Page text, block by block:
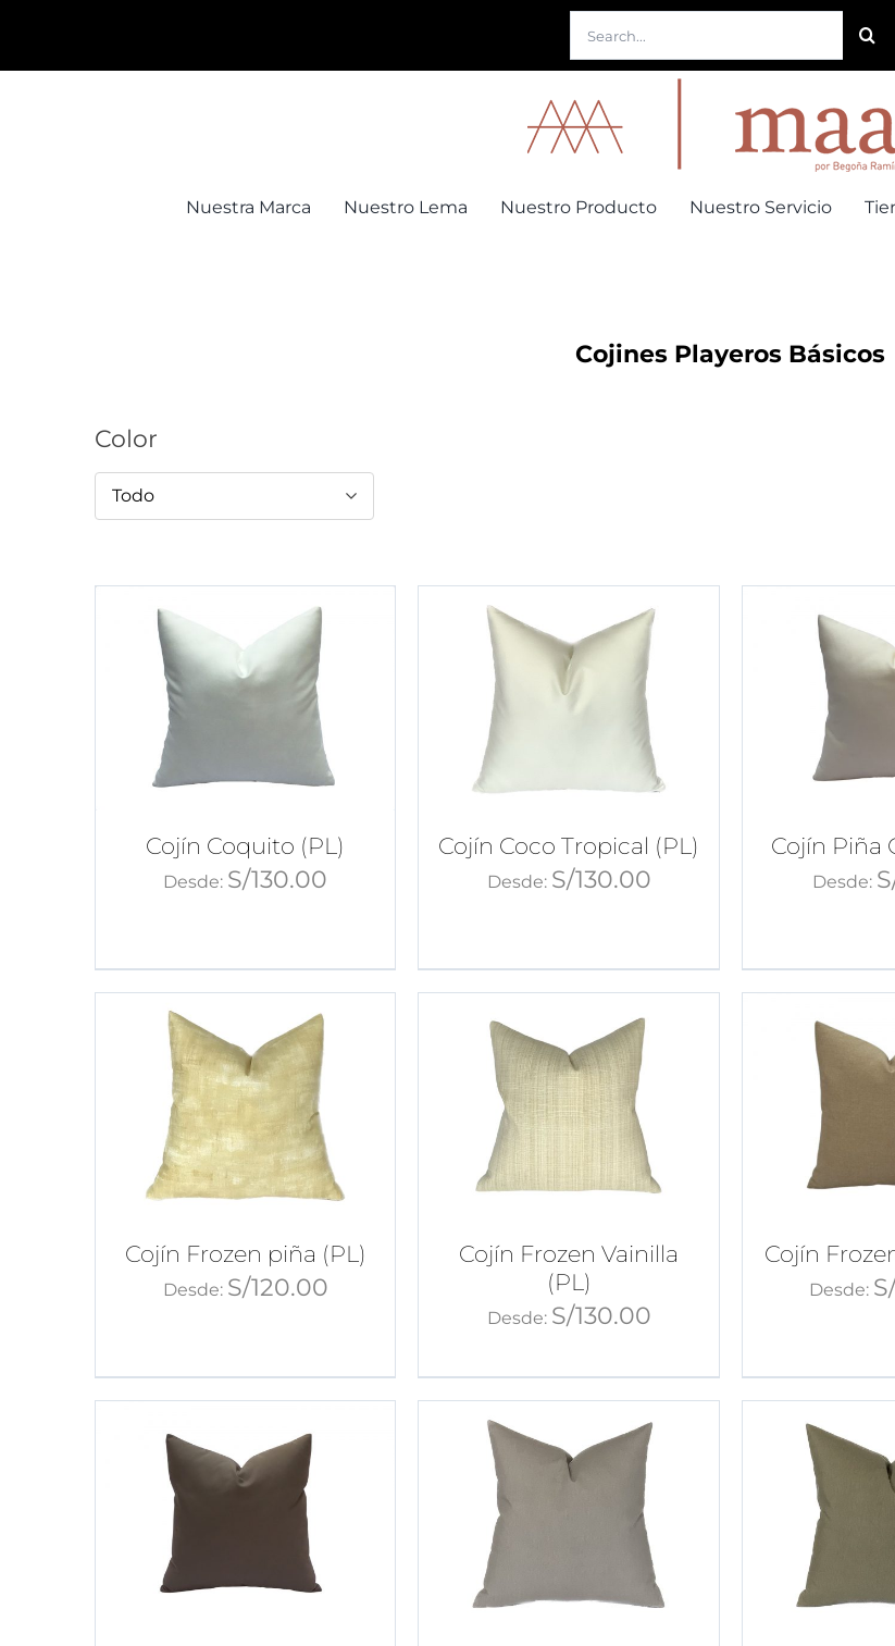
contenido
Nuestra Marca Nuestro Lema Nuestro Producto Nuestro Servicio
Cojines Playeros Básicos
Color
Todo
Cojín Coquito (PL)
Desde: S/130.00
Cojín Coco Tropical (PL)
Desde: S/130.00
Cojín Piña
Desde:
Cojín Frozen piña (PL)
Desde: S/120.00
Cojín Frozen Vainilla
(PL)
Desde: S/130.00
Cojín
Desde: